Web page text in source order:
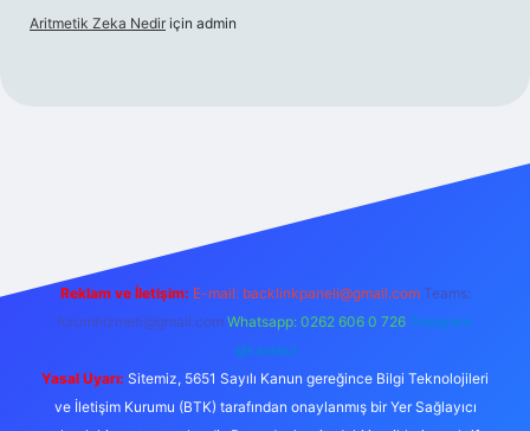
Aritmetik Zeka Nedir için admin
Reklam ve İletişim: E-mail: backlinkpaneli@gmail.com Teams:
forumhizmeti@gmail.com Whatsapp: 0262 606 0 726 Telegram:
@karabul
Yasal Uyarı: Sitemiz, 5651 Sayılı Kanun gereğince Bilgi Teknolojileri
ve İletişim Kurumu (BTK) tarafından onaylanmış bir Yer Sağlayıcı